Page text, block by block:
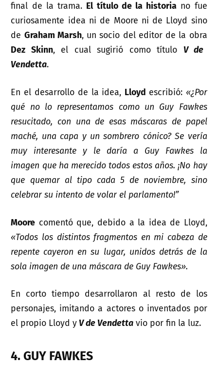
final de la trama. El título de la historia no fue
curiosamente idea ni de Moore ni de Lloyd sino
de Graham Marsh, un socio del editor de la obra
Dez Skinn, el cual sugirió como título V de
Vendetta.
En el desarrollo de la idea, Lloyd escribió: «¿Por
qué no lo representamos como un Guy Fawkes
resucitado, con una de esas máscaras de papel
maché, una capa y un sombrero cónico? Se vería
muy interesante y le daría a Guy Fawkes la
imagen que ha merecido todos estos años. ¡No hay
que quemar al tipo cada 5 de noviembre, sino
celebrar su intento de volar el parlamento!”
Moore comentó que, debido a la idea de Lloyd,
«Todos los distintos fragmentos en mi cabeza de
repente cayeron en su lugar, unidos detrás de la
sola imagen de una máscara de Guy Fawkes».
En corto tiempo desarrollaron al resto de los
personajes, imitando a actores o inventados por
el propio Lloyd yV de Vendetta vio por fin la luz.
4. GUY FAWKES